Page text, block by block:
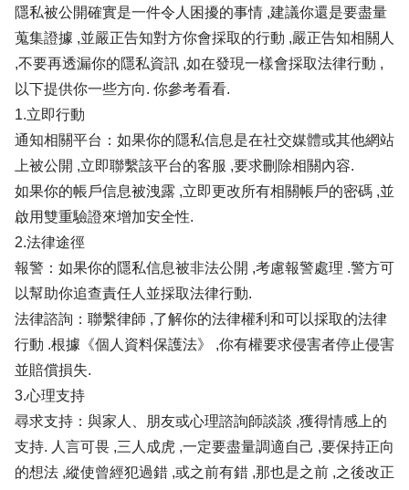
隱私被公開確實是一件令人困擾的事情 ,建議你還是要盡量
蒐集證據 ,並嚴正告知對方你會採取的行動 ,嚴正告知相關人
,不要再透漏你的隱私資訊 ,如在發現一樣會採取法律行動 ,
以下提供你一些方向. 你參考看看.
1.立即行動
通知相關平台：如果你的隱私信息是在社交媒體或其他網站
上被公開 ,立即聯繫該平台的客服 ,要求刪除相關內容.
如果你的帳戶信息被洩露 ,立即更改所有相關帳戶的密碼 ,並
啟用雙重驗證來增加安全性.
2.法律途徑
報警：如果你的隱私信息被非法公開 ,考慮報警處理 .警方可
以幫助你追查責任人並採取法律行動.
法律諮詢：聯繫律師 ,了解你的法律權利和可以採取的法律
行動 .根據《個人資料保護法》 ,你有權要求侵害者停止侵害
並賠償損失.
3.心理支持
尋求支持：與家人、朋友或心理諮詢師談談 ,獲得情感上的
支持. 人言可畏 ,三人成虎 ,一定要盡量調適自己 ,要保持正向
的想法 ,縱使曾經犯過錯 ,或之前有錯 ,那也是之前 ,之後改正